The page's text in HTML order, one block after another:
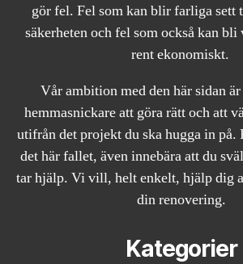
gör fel. Fel som kan blir farliga sett
säkerheten och fel som också kan
rent ekonomiskt.
Vår ambition med den här sidan
hemmasnickare att göra rätt och att
utifrån det projekt du ska hugga in
det här fallet, även innebära att du
tar hjälp. Vi vill, helt enkelt, hjälp dig
din renovering.
Kategorier